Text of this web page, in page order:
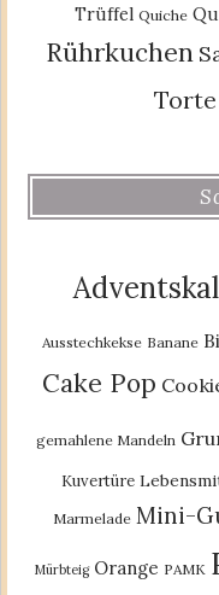
Trüffel Quiche
Rührkuchen
Torte
Ausstechkekse Banane
Cake Pop
gemahlene Mandeln
Kuvertüre
Marmelade Mini-
Mürbteig Orange PAMK